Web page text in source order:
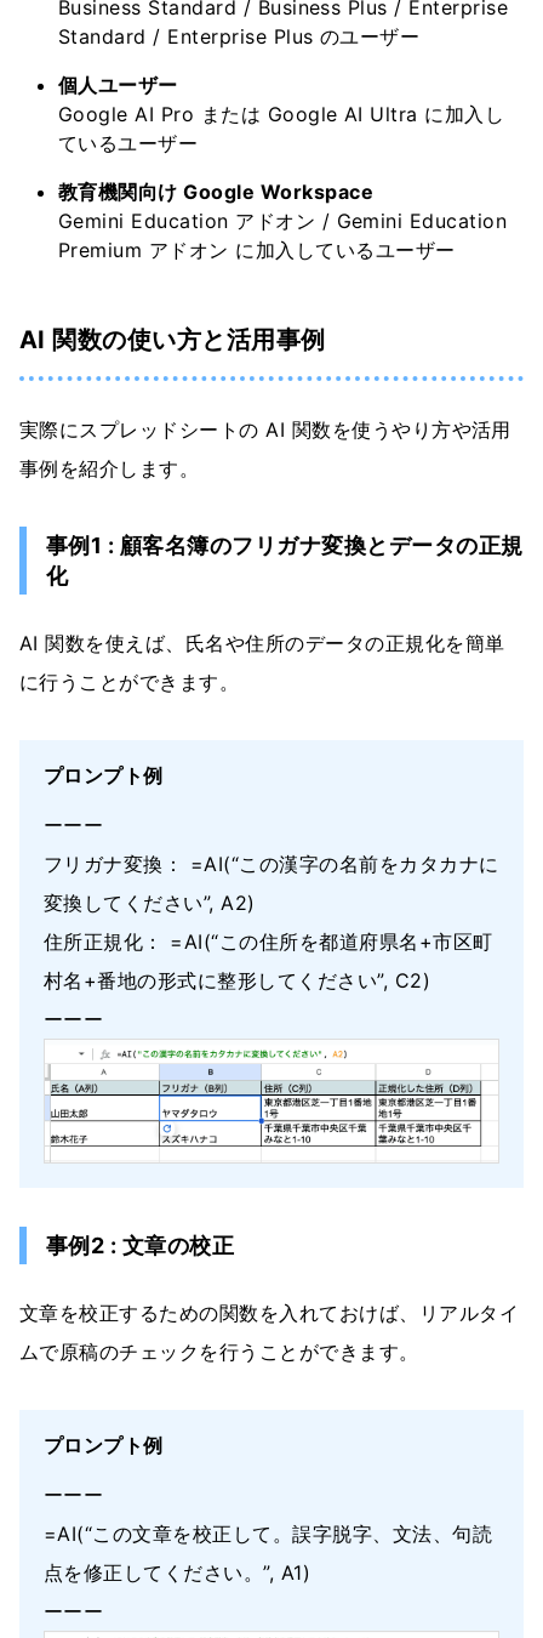
Business Standard / Business Plus / Enterprise
Standard / Enterprise Plus のユーザー
個人ユーザー
Google AI Pro または Google AI Ultra に加入し
ているユーザー
教育機関向け Google Workspace
Gemini Education アドオン / Gemini Education
Premium アドオン に加入しているユーザー
AI 関数の使い方と活用事例
実際にスプレッドシートの AI 関数を使うやり方や活用
事例を紹介します。
事例1 : 顧客名簿のフリガナ変換とデータの正規
化
AI 関数を使えば、氏名や住所のデータの正規化を簡単
に行うことができます。
プロンプト例
ーーー
フリガナ変換： =AI(“この漢字の名前をカタカナに
変換してください”, A2)
住所正規化： =AI(“この住所を都道府県名+市区町
村名+番地の形式に整形してください”, C2)
ーーー
事例2 : 文章の校正
文章を校正するための関数を入れておけば、リアルタイ
ムで原稿のチェックを行うことができます。
プロンプト例
ーーー
=AI(“この文章を校正して。誤字脱字、文法、句読
点を修正してください。”, A1)
ーーー